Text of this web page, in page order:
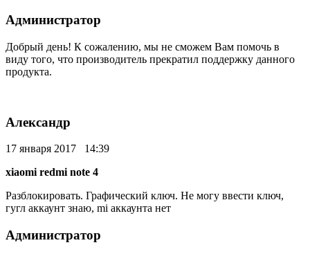
Администратор
Добрый день! К сожалению, мы не сможем Вам помочь в
виду того, что производитель прекратил поддержку данного
продукта.
Александр
17 января 2017 14:39
xiaomi redmi note 4
Разблокировать. Графический ключ. Не могу ввести ключ,
гугл аккаунт знаю, mi аккаунта нет
Администратор